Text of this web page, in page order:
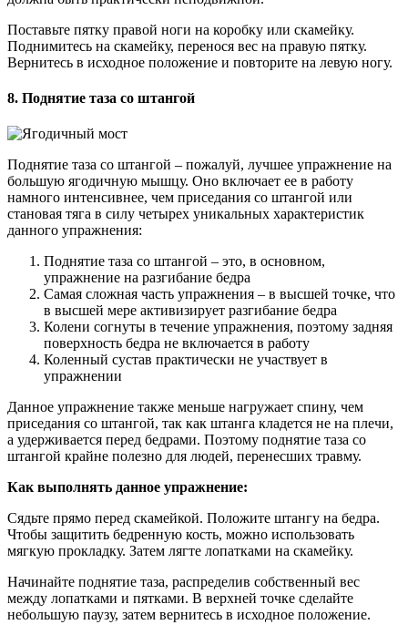
Поставьте пятку правой ноги на коробку или скамейку.
Поднимитесь на скамейку, перенося вес на правую пятку.
Вернитесь в исходное положение и повторите на левую ногу.
8. Поднятие таза со штангой
Поднятие таза со штангой – пожалуй, лучшее упражнение на
большую ягодичную мышцу. Оно включает ее в работу
намного интенсивнее, чем приседания со штангой или
становая тяга в силу четырех уникальных характеристик
данного упражнения:
Поднятие таза со штангой – это, в основном,
упражнение на разгибание бедра
Самая сложная часть упражнения – в высшей точке, что
в высшей мере активизирует разгибание бедра
Колени согнуты в течение упражнения, поэтому задняя
поверхность бедра не включается в работу
Коленный сустав практически не участвует в
упражнении
Данное упражнение также меньше нагружает спину, чем
приседания со штангой, так как штанга кладется не на плечи,
а удерживается перед бедрами. Поэтому поднятие таза со
штангой крайне полезно для людей, перенесших травму.
Как выполнять данное упражнение:
Сядьте прямо перед скамейкой. Положите штангу на бедра.
Чтобы защитить бедренную кость, можно использовать
мягкую прокладку. Затем лягте лопатками на скамейку.
Начинайте поднятие таза, распределив собственный вес
между лопатками и пятками. В верхней точке сделайте
небольшую паузу, затем вернитесь в исходное положение.